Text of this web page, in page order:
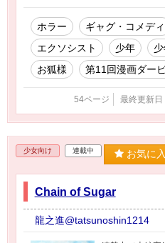
ホラー ギャグ・コメディ
エクソシスト
少年
お狐様
第11回漫画ダー
54ページ 最終更新日
少女向け 連載中 お気に
Chain of Sugar
龍之進@tatsunoshin1214